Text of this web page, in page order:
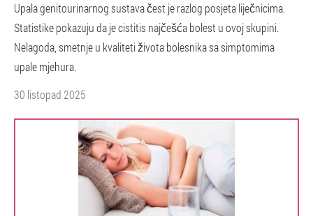
Upala genitourinarnog sustava čest je razlog posjeta liječnicima.
Statistike pokazuju da je cistitis najčešća bolest u ovoj skupini.
Nelagoda, smetnje u kvaliteti života bolesnika sa simptomima
upale mjehura.
30 listopad 2025